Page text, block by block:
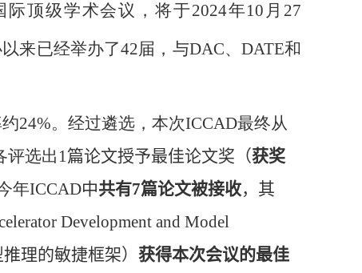
际顶级学术会议，将于2024年10 月 27
来已经举办了42届，与DAC、 DATE和
24%。经过遴选，本次ICCAD最终从
评选出 1篇论文授予最佳论文奖（获奖
年ICCAD中共有7篇论文被接收，其
Development and Model
理的敏捷框架） 获得本次会议的最佳